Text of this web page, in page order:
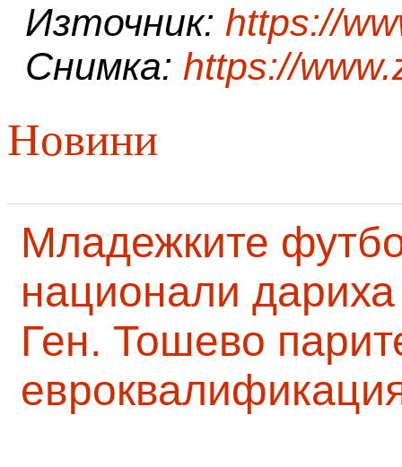
Източник: https://
Снимка: https://
Новини
Младежките
национали
Ген. Тошево